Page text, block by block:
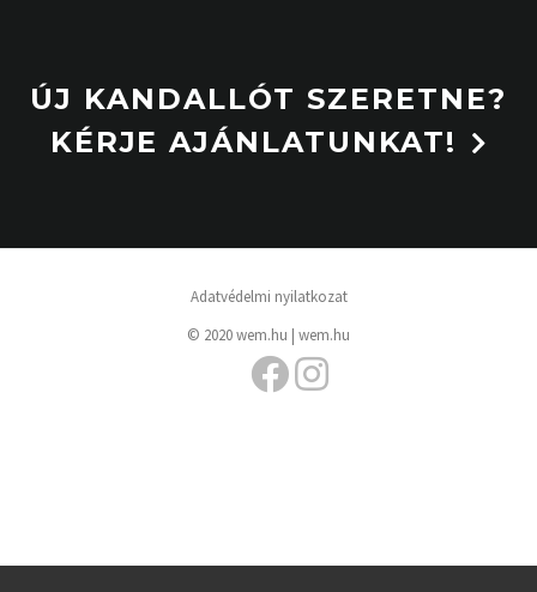
ÚJ KANDALLÓT SZERETNE?
KÉRJE AJÁNLATUNKAT!
Adatvédelmi nyilatkozat
© 2020 wem.hu | wem.hu